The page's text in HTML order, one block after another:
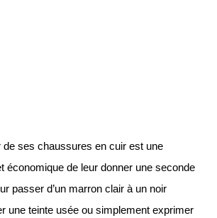
de ses chaussures en cuir est une
économique de leur donner une seconde
passer d’un marron clair à un noir
une teinte usée ou simplement exprimer